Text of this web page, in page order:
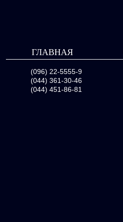
ГЛАВНАЯ
(096) 22-5555-9
(044) 361-30-46
(044) 451-86-81